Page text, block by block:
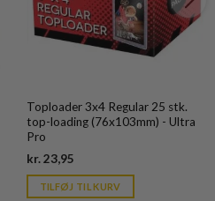
Toploader 3x4 Regular 25 stk.
top-loading (76x103mm) - Ultra
Pro
kr.23,95Current
is:
kr. 39,95.
TILFØJ TIL KURV